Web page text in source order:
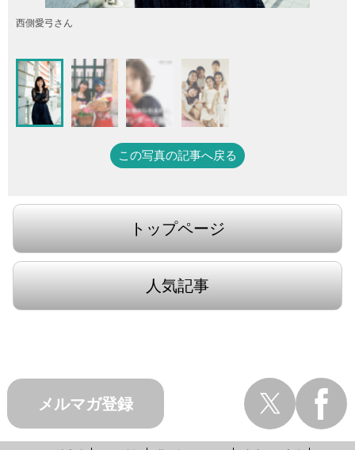
西側愛弓さん
この写真の記事へ戻る
トップページ
人気記事
メルマガ登録